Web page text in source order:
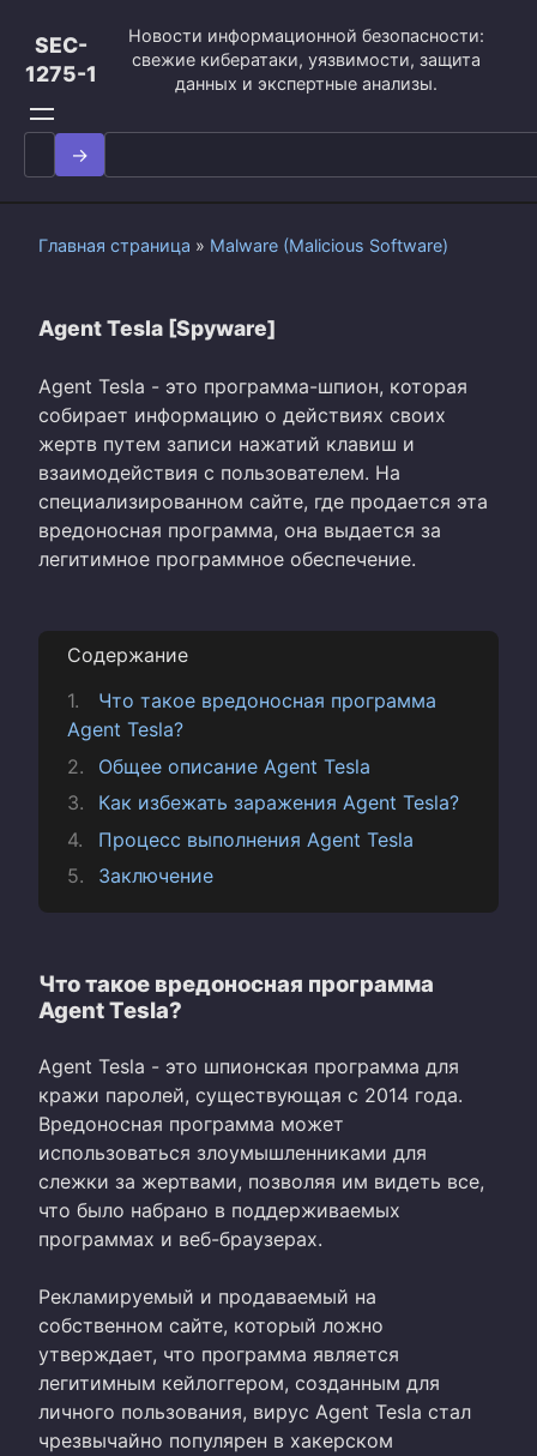
контенту
SEC-
1275-1
Новости информационной безопасности:
свежие кибератаки, уязвимости, защита
данных и экспертные анализы.
Search
for:
Главная страница » Malware (Malicious Software)
Agent Tesla [Spyware]
Agent Tesla - это программа-шпион, которая
собирает информацию о действиях своих
жертв путем записи нажатий клавиш и
взаимодействия с пользователем. На
специализированном сайте, где продается эта
вредоносная программа, она выдается за
легитимное программное обеспечение.
Содержание
Что такое вредоносная программа
Agent Tesla?
Общее описание Agent Tesla
Как избежать заражения Agent Tesla?
Процесс выполнения Agent Tesla
Заключение
Что такое вредоносная программа
Agent Tesla?
Agent Tesla - это шпионская программа для
кражи паролей, существующая с 2014 года.
Вредоносная программа может
использоваться злоумышленниками для
слежки за жертвами, позволяя им видеть все,
что было набрано в поддерживаемых
программах и веб-браузерах.
Рекламируемый и продаваемый на
собственном сайте, который ложно
утверждает, что программа является
легитимным кейлоггером, созданным для
личного пользования, вирус Agent Tesla стал
чрезвычайно популярен в хакерском